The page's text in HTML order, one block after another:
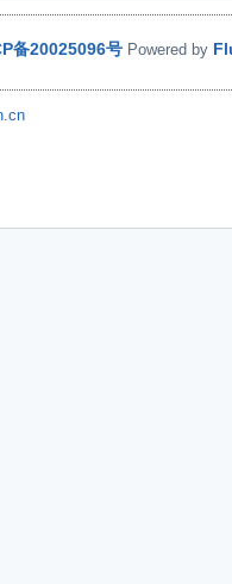
备20025096号 Powered by